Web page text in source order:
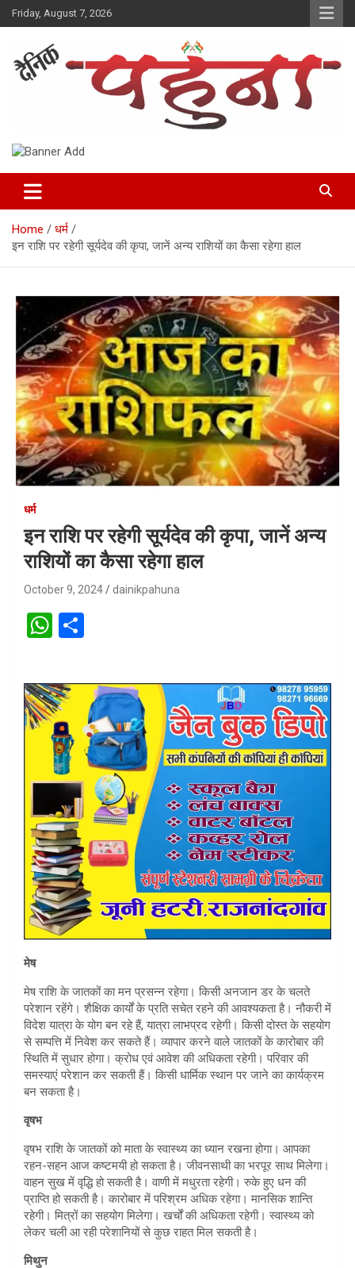
Skip
to
Friday, August 7, 2026
Dainik Pahuna
Home
धर्म
इन राशि पर रहेगी सूर्यदेव की कृपा, जानें अन्य राशियों का कैसा रहेगा हाल
धर्म
इन राशि पर रहेगी सूर्यदेव की कृपा, जानें अन्य
राशियों का कैसा रहेगा हाल
October 9, 2024 dainikpahuna
W
at
s
A
p
p
ar
e
मेष
मेष राशि के जातकों का मन प्रसन्न रहेगा। किसी अनजान डर के चलते
परेशान रहेंगे। शैक्षिक कार्यों के प्रति सचेत रहने की आवश्यकता है। नौकरी में
विदेश यात्रा के योग बन रहे हैं, यात्रा लाभप्रद रहेगी। किसी दोस्त के सहयोग
से सम्पत्ति में निवेश कर सकते हैं। व्यापार करने वाले जातकों के कारोबार की
स्थिति में सुधार होगा। क्रोध एवं आवेश की अधिकता रहेगी। परिवार की
समस्याएं परेशान कर सकती हैं। किसी धार्मिक स्थान पर जाने का कार्यक्रम
बन सकता है।
वृषभ
वृषभ राशि के जातकों को माता के स्वास्थ्य का ध्यान रखना होगा। आपका
रहन-सहन आज कष्टमयी हो सकता है। जीवनसाथी का भरपूर साथ मिलेगा।
वाहन सुख में वृद्धि हो सकती है। वाणी में मधुरता रहेगी। रुके हुए धन की
प्राप्ति हो सकती है। कारोबार में परिश्रम अधिक रहेगा। मानसिक शान्ति
रहेगी। मित्रों का सहयोग मिलेगा। खर्चों की अधिकता रहेगी। स्वास्थ्य को
लेकर चली आ रही परेशानियों से कुछ राहत मिल सकती है।
मिथुन